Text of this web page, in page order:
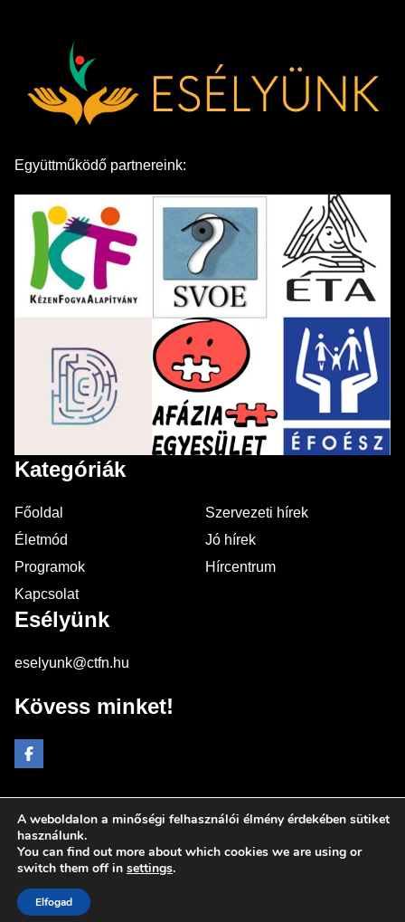
Együttműködő partnereink:
Kategóriák
Főoldal
Szervezeti hírek
Életmód
Jó hírek
Programok
Hírcentrum
Kapcsolat
Esélyünk
eselyunk@ctfn.hu
Kövess minket!
Copyright © 2024 eselyunk.hu. Minden jog fenntartva.
Általános Szerződési Feltételek
Adatkezelési Nyilatkozat
A weboldalon a minőségi felhasználói élmény érdekében sütiket
használunk.
You can find out more about which cookies we are using or
switch them off in settings.
Elfogad